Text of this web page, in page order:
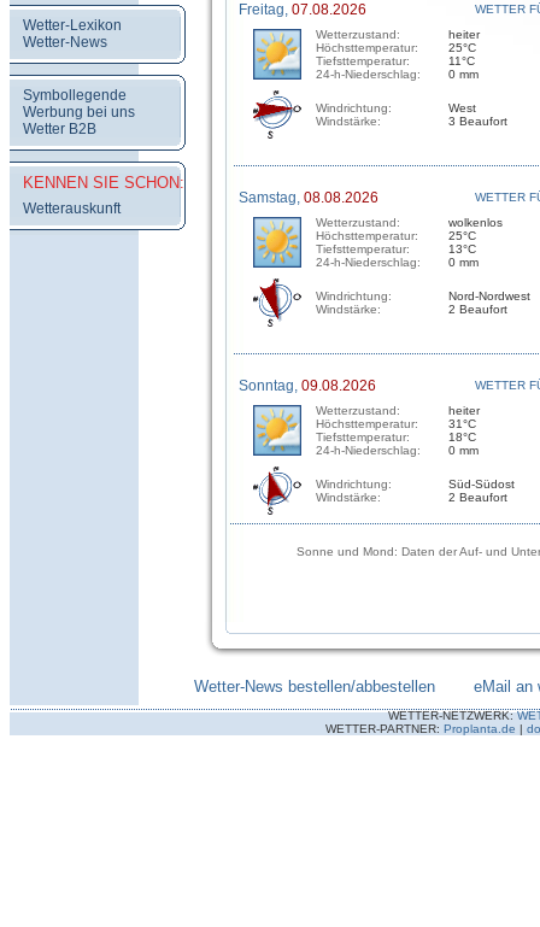
Wetter-Lexikon
Wetter-News
Symbollegende
Werbung bei uns
Wetter B2B
KENNEN SIE SCHON:
Wetterauskunft
Freitag, 07.08.2026
WETTER
Wetterzustand:
Höchsttemperatur:
Tiefsttemperatur:
24-h-Niederschlag:
heiter
25°C
11°C
0 mm
Windrichtung:
Windstärke:
West
3 Beaufort
Samstag, 08.08.2026
WETTER
Wetterzustand:
Höchsttemperatur:
Tiefsttemperatur:
24-h-Niederschlag:
wolkenlos
25°C
13°C
0 mm
Windrichtung:
Windstärke:
Nord-Nordwest
2 Beaufort
Sonntag, 09.08.2026
WETTER
Wetterzustand:
Höchsttemperatur:
Tiefsttemperatur:
24-h-Niederschlag:
heiter
31°C
18°C
0 mm
Windrichtung:
Windstärke:
Süd-Südost
2 Beaufort
Sonne und Mond: Daten der Auf- und
Wetter-News bestellen/abbestellen eMail an
WETTER-NETZWERK:
WETTER-PARTNER: Proplanta.de |